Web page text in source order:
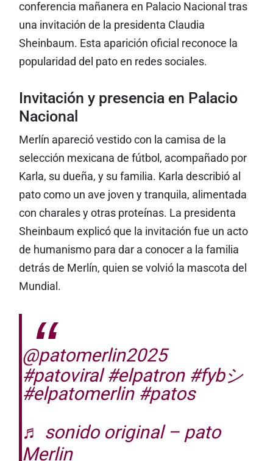
conferencia mañanera en Palacio Nacional tras
una invitación de la presidenta Claudia
Sheinbaum. Esta aparición oficial reconoce la
popularidad del pato en redes sociales.
Invitación y presencia en Palacio
Nacional
Merlín apareció vestido con la camisa de la
selección mexicana de fútbol, acompañado por
Karla, su dueña, y su familia. Karla describió al
pato como un ave joven y tranquila, alimentada
con charales y otras proteínas. La presidenta
Sheinbaum explicó que la invitación fue un acto
de humanismo para dar a conocer a la familia
detrás de Merlín, quien se volvió la mascota del
Mundial.
@patomerlin2025
#patoviral #elpatron #fybシ
#elpatomerlin #patos
♬ sonido original – pato
Merlin